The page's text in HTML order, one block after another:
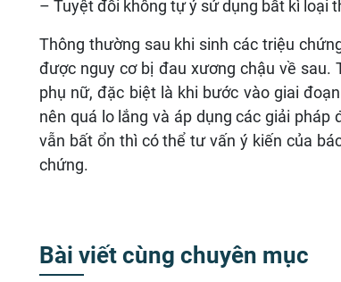
– Tuyệt đối không tự ý sử dụng bất kì loại
Thông thường sau khi sinh các triệu
được nguy cơ bị đau xương chậu về
phụ nữ, đặc biệt là khi bước vào giai
nên quá lo lắng và áp dụng các giải
vẫn bất ổn thì có thể tư vấn ý kiến của
chứng.
Bài viết cùng chuyên mục